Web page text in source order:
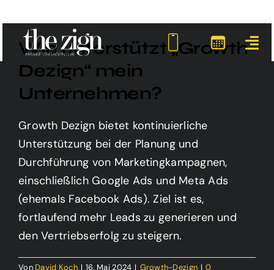
Inhalt
springen
Wie unterstützt „Growth
Dezign“ mein
Unternehmen?
Growth Dezign bietet kontinuierliche
Unterstützung bei der Planung und
Durchführung von Marketingkampagnen,
einschließlich Google Ads und Meta Ads
(ehemals Facebook Ads). Ziel ist es,
fortlaufend mehr Leads zu generieren und
den Vertriebserfolg zu steigern.
Von David Koch | 16. Mai 2024 | Growth-Dezign | 0